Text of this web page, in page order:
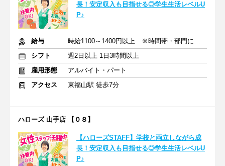
長！安定収入も目指せる◎学生生活レベルU
P♪
給与
時給1100～1400円以上 ※時間帯・部門による※交通費支給
シフト
週2日以上 1日3時間以上
雇用形態
アルバイト・パート
アクセス
東福山駅 徒歩7分
ハローズ 山手店 【０８】
【ハローズSTAFF】学校と両立しながら成
長！安定収入も目指せる◎学生生活レベルU
P♪